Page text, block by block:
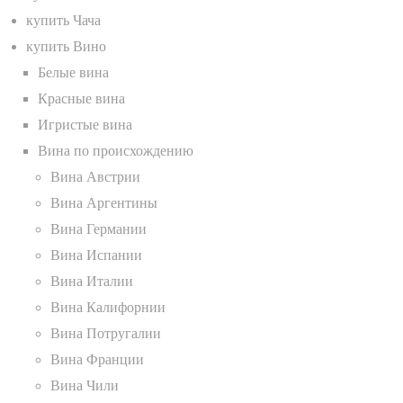
купить Чача
купить Вино
Белые вина
Красные вина
Игристые вина
Вина по происхождению
Вина Австрии
Вина Аргентины
Вина Германии
Вина Испании
Вина Италии
Вина Калифорнии
Вина Потругалии
Вина Франции
Вина Чили